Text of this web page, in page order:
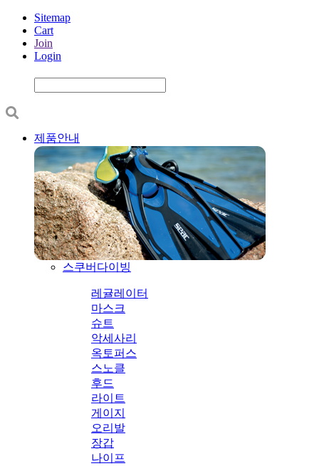
Sitemap
Cart
Join
Login
제품안내
스쿠버다이빙
레귤레이터
마스크
슈트
악세사리
옥토퍼스
스노클
후드
라이트
게이지
오리발
장갑
나이프